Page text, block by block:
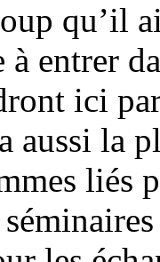
qu’il
entrer
ici
aussi la
liés